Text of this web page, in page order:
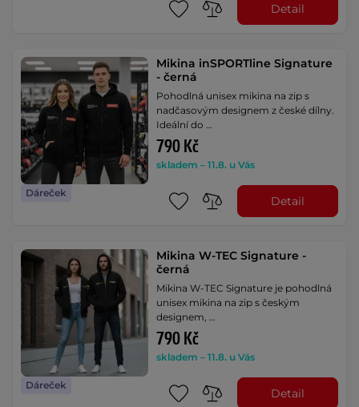
Detail
Dáreček
Mikina inSPORTline Signature
- černá
Pohodlná unisex mikina na zip s
nadčasovým designem z české dílny.
Ideální do …
790 Kč
skladem – 11.8. u Vás
Detail
Dáreček
Mikina W-TEC Signature -
černá
Mikina W-TEC Signature je pohodlná
unisex mikina na zip s českým
designem, …
790 Kč
skladem – 11.8. u Vás
Detail